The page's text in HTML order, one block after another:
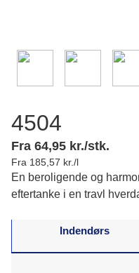
4504
Fra 64,95 kr./stk.
Fra 185,57 kr./l
En beroligende og
eftertanke i en travl
Indendørs